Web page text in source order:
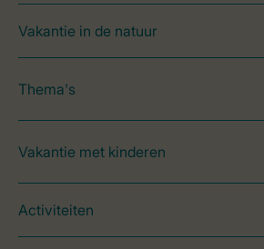
Vakantie in de natuur
Thema's
Vakantie met kinderen
Activiteiten